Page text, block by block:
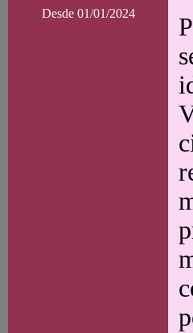
Desde 01/01/2024